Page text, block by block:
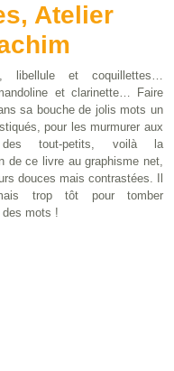
Atelier
libellule et coquillettes…
et clarinette… Faire
sa bouche de jolis mots un
pour les murmurer aux
tout-petits, voilà la
de ce livre au graphisme net,
douces mais contrastées. Il
trop tôt pour tomber
des mots !